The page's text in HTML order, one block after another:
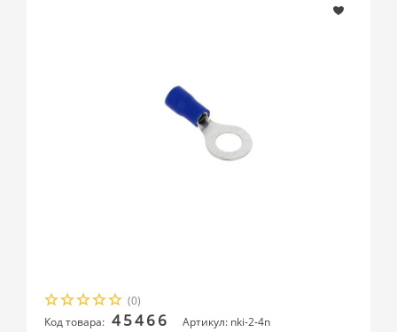
(0)
Код товара: 45466
Артикул: nki-2-4n